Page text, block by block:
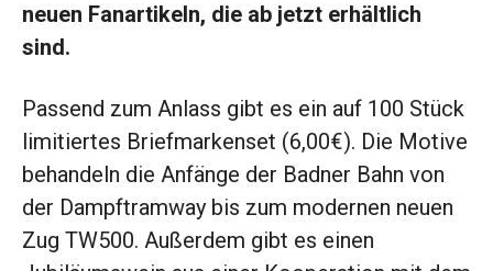
neuen Fanartikeln, die ab jetzt erhältlich
sind.
Passend zum Anlass gibt es ein auf 100 Stück
limitiertes Briefmarkenset (6,00€). Die Motive
behandeln die Anfänge der Badner Bahn von
der Dampftramway bis zum modernen neuen
Zug TW500. Außerdem gibt es einen